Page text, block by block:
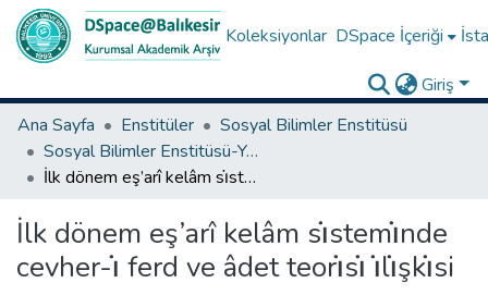
Koleksiyonlar DSpace İçeriği
Giriş
Ana Sayfa
Enstitüler
Sosyal Bilimler Enstitüsü
Sosyal Bilimler Enstitüsü-Yüksek Lisans Tezleri
İlk dönem eş’arî kelâm sı̇stemı̇nde cevher-ı̇ ferd ve âdet teorı̇sı̇ ı̇lı̇şkı̇si
İlk dönem eş’arî kelâm sı̇stemı̇nde
cevher-ı̇ ferd ve âdet teorı̇sı̇ ı̇lı̇şkı̇si